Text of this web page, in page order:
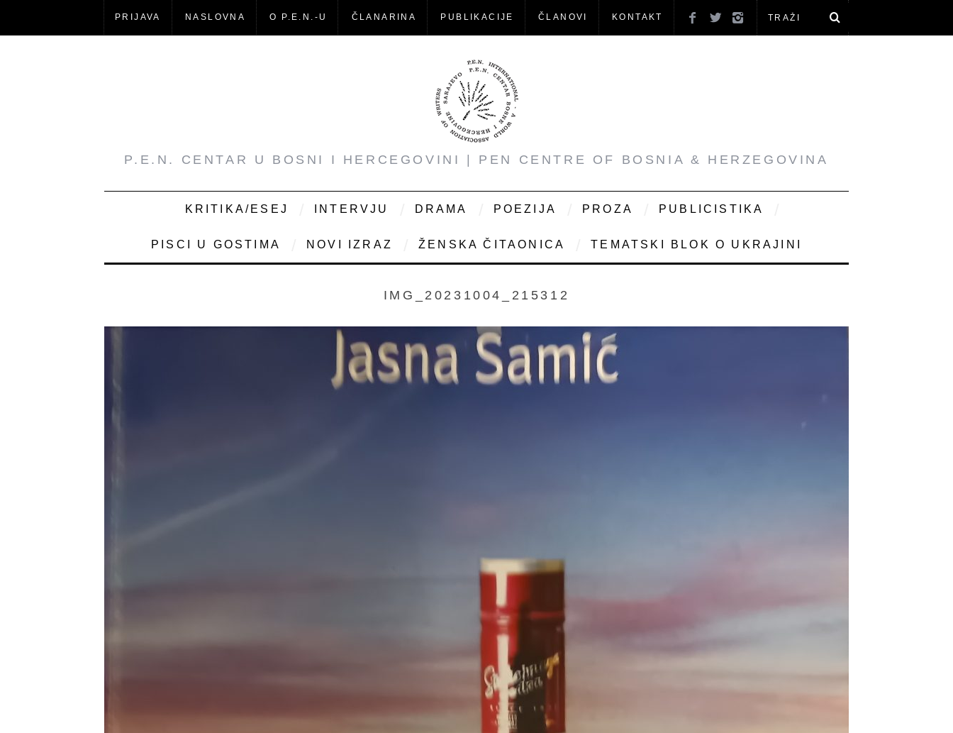
PRIJAVA NASLOVNA O P.E.N.-U ČLANARINA PUBLIKACIJE ČLANOVI KONTAKT
P.E.N. CENTAR U BOSNI I HERCEGOVINI | PEN CENTRE OF BOSNIA & HERZEGOVINA
KRITIKA/ESEJ INTERVJU DRAMA POEZIJA PROZA PUBLICISTIKA
PISCI U GOSTIMA NOVI IZRAZ ŽENSKA ČITAONICA TEMATSKI BLOK O UKRAJINI
IMG_20231004_215312